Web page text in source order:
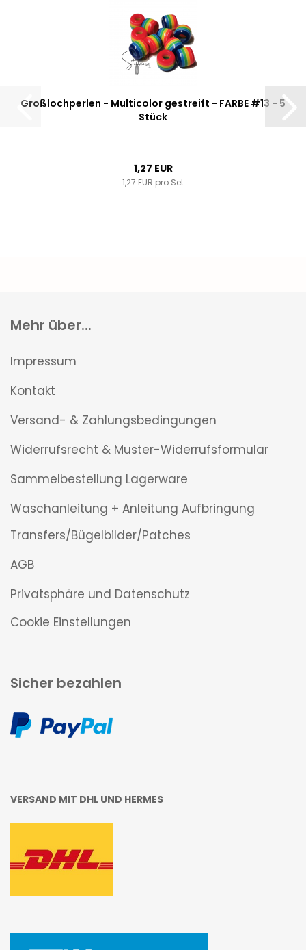
Großlochperlen - Multicolor gestreift - FARBE #13 - 5
Stück
1,27 EUR
1,27 EUR pro Set
Mehr über...
Impressum
Kontakt
Versand- & Zahlungsbedingungen
Widerrufsrecht & Muster-Widerrufsformular
Sammelbestellung Lagerware
Waschanleitung + Anleitung Aufbringung
Transfers/Bügelbilder/Patches
AGB
Privatsphäre und Datenschutz
Cookie Einstellungen
Sicher bezahlen
VERSAND MIT DHL UND HERMES